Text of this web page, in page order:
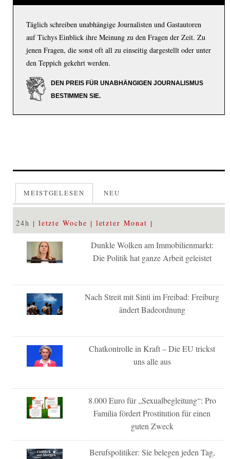
Täglich schreiben unabhängige Journalisten und Gastautoren
auf Tichys Einblick ihre Meinung zu den Fragen der Zeit. Zu
jenen Fragen, die sonst oft all zu einseitig dargestellt oder unter
den Teppich gekehrt werden.
DEN PREIS FÜR UNABHÄNGIGEN JOURNALISMUS
BESTIMMEN SIE.
MEISTGELESEN NEU
24h letzte Woche letzter Monat
Dunkle Wolken am Immobilienmarkt:
Die Politik hat ganze Arbeit geleistet
Nach Streit mit Sinti im Freibad: Freiburg
ändert Badeordnung
Chatkontrolle in Kraft – Die EU trickst
uns alle aus
8.000 Euro für „Sexualbegleitung“: Pro
Familia fördert Prostitution für einen
guten Zweck
Berufspolitiker: Sie belegen jeden Tag,